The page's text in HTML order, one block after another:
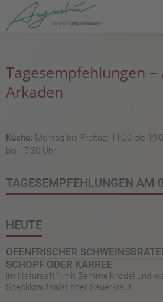
Tagesempfehlungen –
Arkaden
Küche: Montag bis Freitag: 11:00 bis
bis 17:30 Uhr
TAGESEMPFEHLUNGEN AM
HEUTE
OFENFRISCHER
SCHOPF ODER KARREE
im Natursaft´l, mit Semmelknödel und
Speckkrautsalat oder Sauerkraut